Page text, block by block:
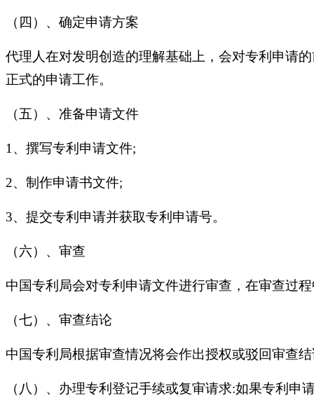
（四）、确定申请方案
代理人在对发明创造的理解基础上，会对专利申请
正式的申请工作。
（五）、准备申请文件
1、撰写专利申请文件;
2、制作申请书文件;
3、提交专利申请并获取专利申请号。
（六）、审查
中国专利局会对专利申请文件进行审查，在审查过
（七）、审查结论
中国专利局根据审查情况将会作出授权或驳回审查
（八） 、办理专利登记手续或复审请求:如果专利申